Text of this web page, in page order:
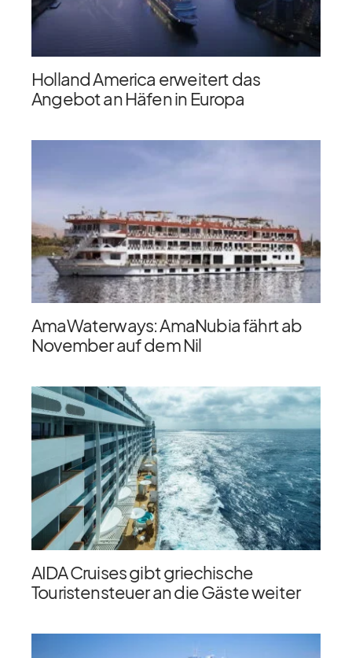
Holland America erweitert das
Angebot an Häfen in Europa
AmaWaterways: AmaNubia fährt ab
November auf dem Nil
AIDA Cruises gibt griechische
Touristensteuer an die Gäste weiter